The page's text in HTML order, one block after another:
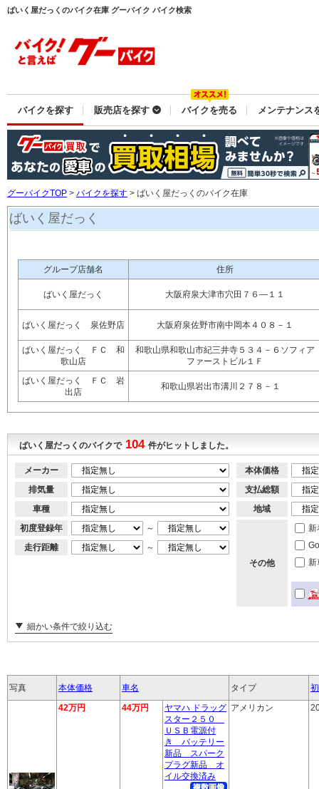
ばいく屋だっくのバイク在庫 グーバイク バイク検索
バイクを探す 販売店を探す バイクを売る メンテナンス
グーバイクTOP > バイクを探す > ばいく屋だっくのバイク在庫
ばいく屋だっく
グループ店舗名 住所
ばいく屋だっく 大阪府泉大津市穴田７６―１１
ばいく屋だっく 泉佐野店 大阪府泉佐野市南中岡本４０８－１
ばいく屋だっく ＦＣ 和
歌山店
和歌山県和歌山市紀三井寺５３４－６ソフィア
ファーストビル１Ｆ
ばいく屋だっく ＦＣ 岩
出店
和歌山県岩出市溝川２７８－１
ばいく屋だっくのバイクで 104 件がヒットしました。
メーカー
排気量
車種
初度登録年
～
走行距離
～
本体価格
支払総額
地域
その他
新
新
細かい条件で絞り込む
写真 本体価格 車名 タイプ
42万円
44万円
ヤマハ ドラッグ
スター２５０
ＵＳＢ電源付
き バッテリー
新品 スパーク
プラグ新品 オ
イル交換済み
アメリカン